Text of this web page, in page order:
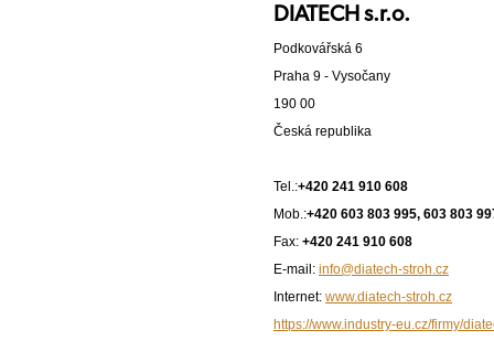
DIATECH s.r.o.
Podkovářská 6
Praha 9 - Vysočany
190 00
Česká republika
Tel.:+420 241 910 608
Mob.:+420 603 803 995, 603 803
Fax: +420 241 910 608
E-mail: info@diatech-stroh.cz
Internet: www.diatech-stroh.cz
https://www.industry-eu.cz/firmy/